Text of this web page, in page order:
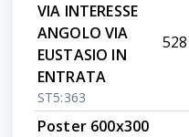
VIA INTERESSE
ANGOLO VIA
EUSTASIO IN
ENTRATA
ST5:363
528
Poster 600x300